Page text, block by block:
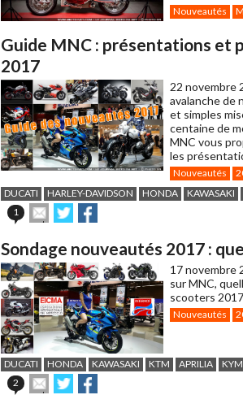
Nouveautés
Guide MNC : présentations et
2017
22 novembre
avalanche de
et simples
centaine de
MNC vous
les
Nouveautés
DUCATI
HARLEY-DAVIDSON HONDA KAWASAKI
1
Envoyer
cet
à
un
ami
Partager
sur sur
Sondage nouveautés 2017 :
17 novembre
sur MNC,
scooters
Nouveautés
DUCATI HONDA KAWASAKI KTM APRILIA
2
Envoyer
cet
Partager
sur sur